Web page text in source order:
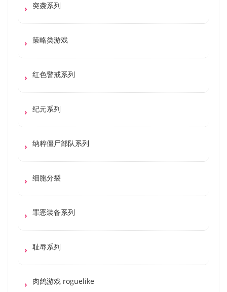
突袭系列
策略类游戏
红色警戒系列
纪元系列
纳粹僵尸部队系列
细胞分裂
罪恶装备系列
耻辱系列
肉鸽游戏 roguelike